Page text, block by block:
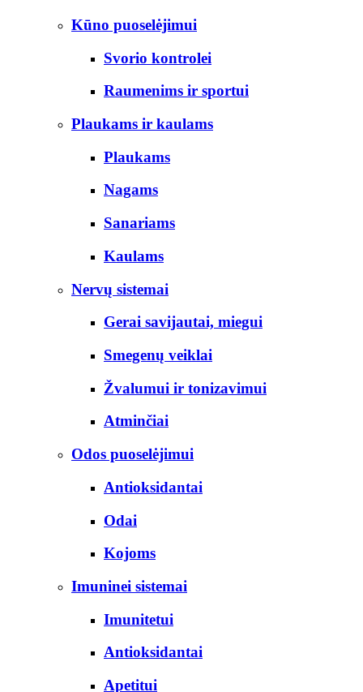
Kūno puoselėjimui
Svorio kontrolei
Raumenims ir sportui
Plaukams ir kaulams
Plaukams
Nagams
Sanariams
Kaulams
Nervų sistemai
Gerai savijautai, miegui
Smegenų veiklai
Žvalumui ir tonizavimui
Atminčiai
Odos puoselėjimui
Antioksidantai
Odai
Kojoms
Imuninei sistemai
Imunitetui
Antioksidantai
Apetitui